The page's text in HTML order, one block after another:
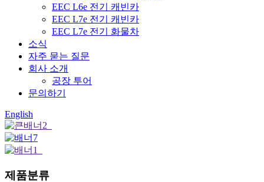
EEC L6e 전기 캐빈카
EEC L7e 전기 캐빈카
EEC L7e 전기 화물차
소식
자주 묻는 질문
회사 소개
공장 투어
문의하기
English
제품분류